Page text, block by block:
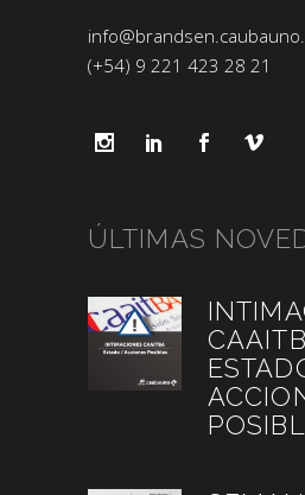
(+54) 9 221 423 28 21
ÚLTIMAS